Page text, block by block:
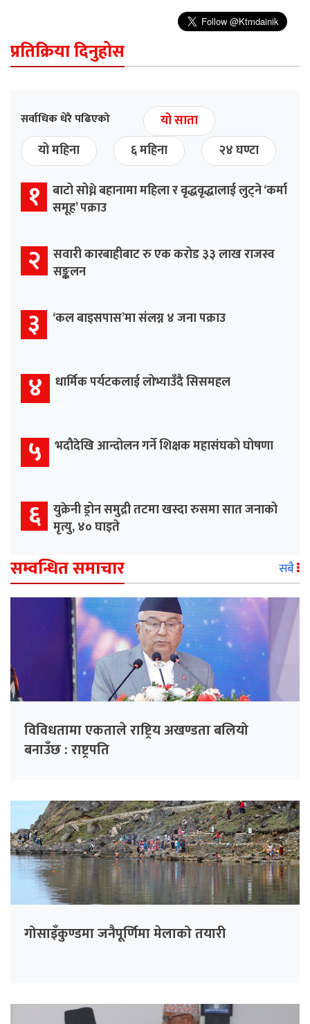
प्रतिक्रिया दिनुहोस
सर्वाधिक धेरै पढिएको
यो साता
यो महिना
६ महिना २४ घण्टा
१
बाटो सोध्ने बहानामा महिला र वृद्धवृद्धालाई लुट्ने ‘कर्मा
समूह’ पक्राउ
२
सवारी कारबाहीबाट रु एक करोड ३३ लाख राजस्व
सङ्कलन
३ ‘कल बाइसपास’मा संलग्न ४ जना पक्राउ
४ धार्मिक पर्यटकलाई लोभ्याउँदै सिसमहल
५ भदौदेखि आन्दोलन गर्ने शिक्षक महासंघको घोषणा
६ युक्रेनी ड्रोन समुद्री तटमा खस्दा रुसमा सात जनाको
मृत्यु, ४० घाइते
सम्वन्धित समाचार सबै
विविधतामा एकताले राष्ट्रिय अखण्डता बलियो
बनाउँछ : राष्ट्रपति
गोसाइँकुण्डमा जनैपूर्णिमा मेलाको तयारी